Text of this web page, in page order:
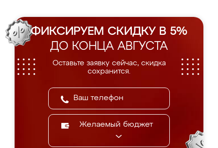
ФИКСИРУЕМ СКИДКУ В 5%
ДО КОНЦА АВГУСТА
Оставьте заявку сейчас, скидка
сохранится.
Желаемый бюджет